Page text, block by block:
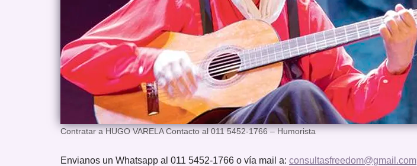
Contratar a HUGO VARELA Contacto al 011 5452-1766 – Humorista
Envianos un Whatsapp al 011 5452-1766 o vía mail a: consultasfreedom@gmail.com